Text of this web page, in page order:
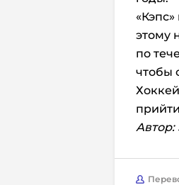
этому
по
чтобы
Автор: